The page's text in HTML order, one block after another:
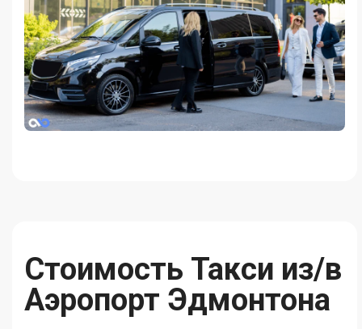
Стоимость Такси из/в
Аэропорт Эдмонтона